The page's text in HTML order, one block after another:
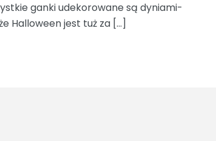
ganki udekorowane są dyniami-
Halloween jest tuż za […]